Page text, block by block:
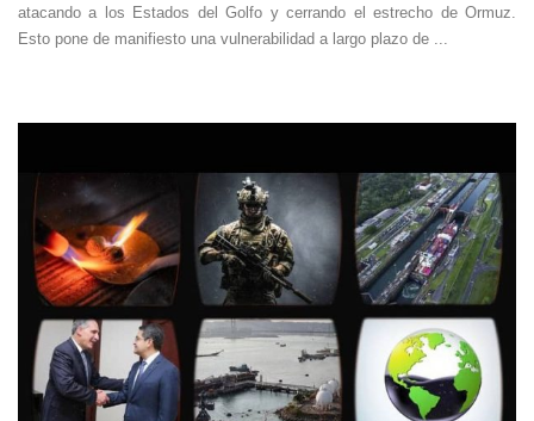
atacando a los Estados del Golfo y cerrando el estrecho de Ormuz.
Esto pone de manifiesto una vulnerabilidad a largo plazo de ...